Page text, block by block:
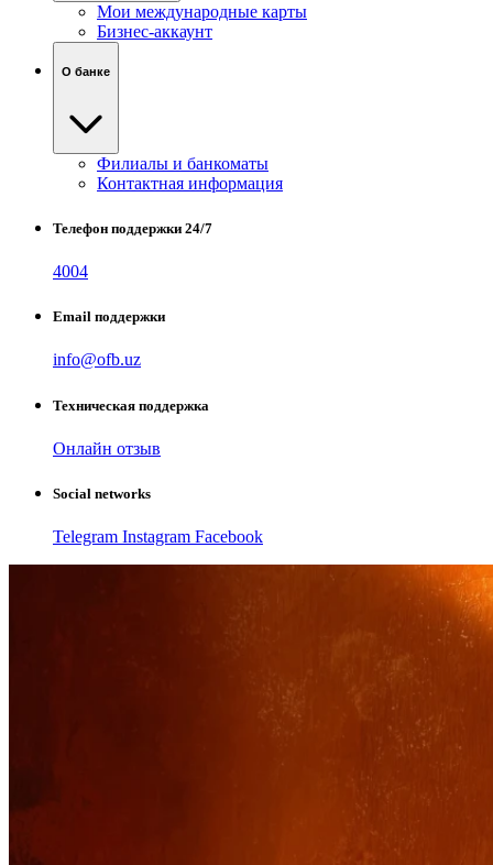
Мои международные карты
Бизнес-аккаунт
О банке
Филиалы и банкоматы
Контактная информация
Телефон поддержки 24/7
4004
Email поддержки
info@ofb.uz
Техническая поддержка
Онлайн отзыв
Social networks
Telegram Instagram Facebook